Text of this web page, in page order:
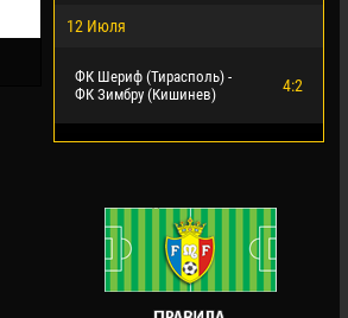
12 Июля
ФК Шериф (Тирасполь) -
ФК Зимбру (Кишинев)
4:2